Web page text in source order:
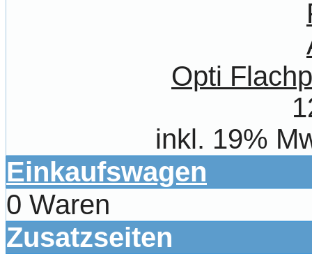
Opti
inkl. 19%
Einkaufswagen
0 Waren
Zusatzseiten